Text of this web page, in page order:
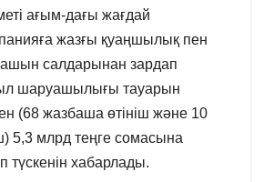
ағым-дағы жағдай
жазғы қуаңшылық пен
салдарынан зардап
шаруашылығы тауарын
(68 жазбаша өтініш және 10
5,3 млрд теңге сомасына
түскенін хабарлады.